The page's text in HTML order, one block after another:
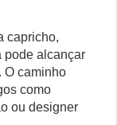
capricho,
pode alcançar
O caminho
como
ou designer